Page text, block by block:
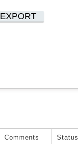
EXPORT
Comments Status